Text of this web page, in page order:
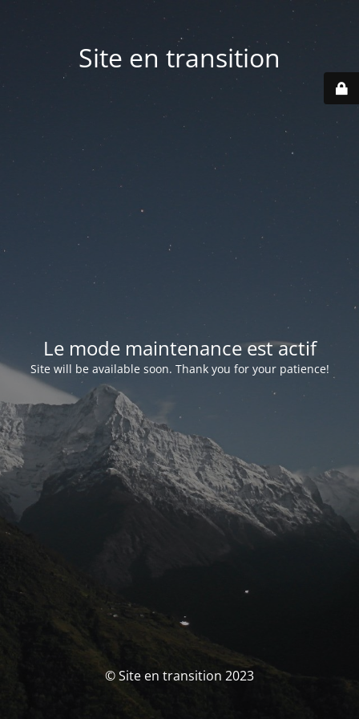
Site en transition
Le mode maintenance est actif
Site will be available soon. Thank you for your patience!
© Site en transition 2023